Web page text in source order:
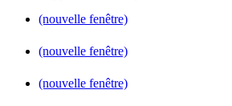
(nouvelle fenêtre)
(nouvelle fenêtre)
(nouvelle fenêtre)